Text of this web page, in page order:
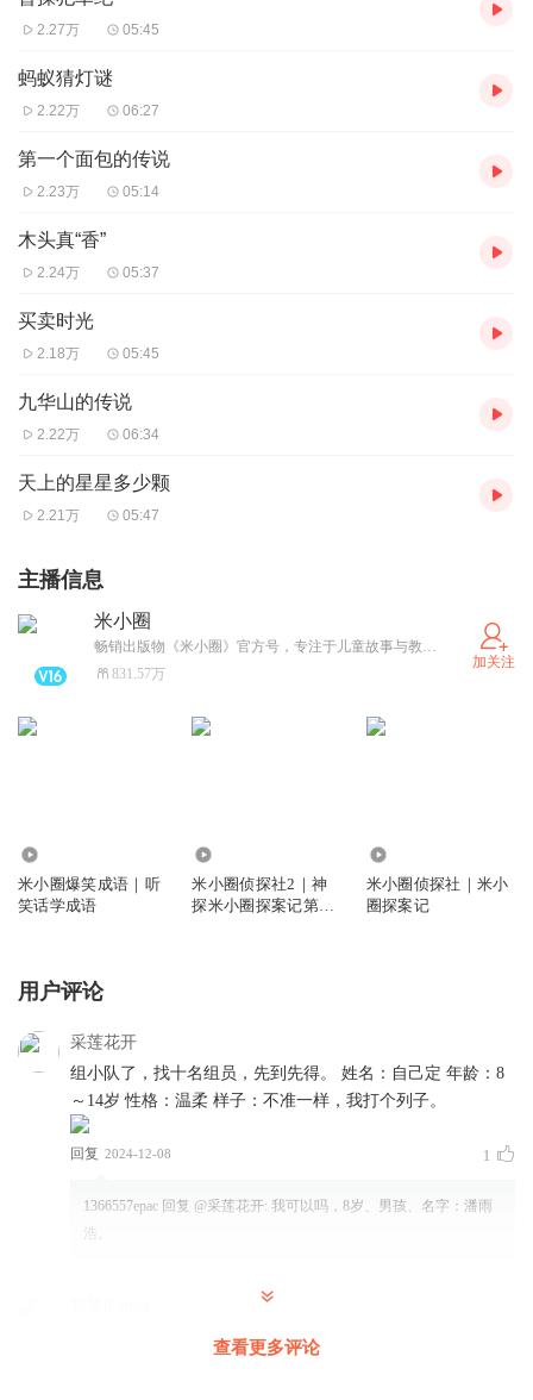
2.27万 05:45
蚂蚁猜灯谜
2.22万 06:27
第一个面包的传说
2.23万 05:14
木头真“香”
2.24万 05:37
买卖时光
2.18万 05:45
九华山的传说
2.22万 06:34
天上的星星多少颗
2.21万 05:47
主播信息
米小圈
畅销出版物《米小圈》官方号，专注于儿童故事与教育内容。米小圈通过生动幽默的故事情节，帮助孩子们在轻松阅读中学习重要的生活道理和价值观，深受家长和孩子的喜爱。
831.57万
加关注
米小圈爆笑成语｜听
笑话学成语
米小圈侦探社2｜神
探米小圈探案记第2
米小圈侦探社｜米小
圈探案记
用户评论
采莲花开
组小队了，找十名组员，先到先得。 姓名：自己定 年龄：8
～14岁 性格：温柔 样子：不准一样，我打个列子。
回复 2024-12-08 1
1366557epac 回复 @采莲花开: 我可以吗，8岁、男孩、名字：潘雨
浩。
给大家跳段街舞 ጿ ኈ ቼ ዽ ጿ ኈ ቼ ዽ ጿ ኈ ቼ ዽ ጿ ኈ ቼ ዽ ጿ
查看更多评论